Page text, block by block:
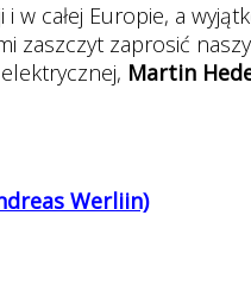
w całej Europie, a
zaszczyt zaprosić
Martin
Werliin)